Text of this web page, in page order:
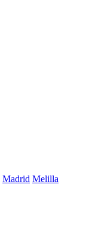
Madrid Melilla